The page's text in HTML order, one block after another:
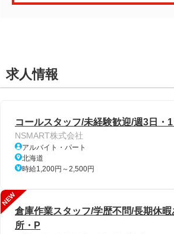
求人情報
コールスタッフ/未経験歓迎/週3日・
NSMART株式会社
アルバイト・パート
北海道
時給1,200円～2,500円
NEW
倉庫作業スタッフ/学歴不問/長期休
所・P